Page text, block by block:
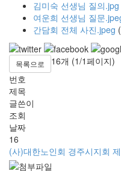
김미숙 선생님 질의.jpg
여운희 선생님 질문
간담회 전체 사진.jpeg
목록으로
16개 (1/1페이지)
번호
제목
글쓴이
조회
날짜
16
(사)대한노인회 경주시지회